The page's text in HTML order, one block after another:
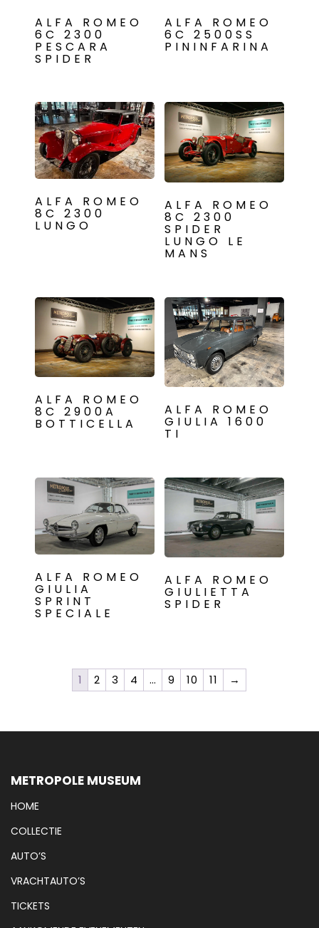
ALFA ROMEO
6C 2300
PESCARA
SPIDER
ALFA ROMEO
6C 2500SS
PININFARINA
ALFA ROMEO
8C 2300
LUNGO
ALFA ROMEO
8C 2300
SPIDER
LUNGO LE
MANS
ALFA ROMEO
8C 2900A
BOTTICELLA
ALFA ROMEO
GIULIA 1600
TI
ALFA ROMEO
GIULIA
SPRINT
SPECIALE
ALFA ROMEO
GIULIETTA
SPIDER
1 2 3 4 … 9 10 11 →
METROPOLE MUSEUM
HOME
COLLECTIE
AUTO’S
VRACHTAUTO’S
TICKETS